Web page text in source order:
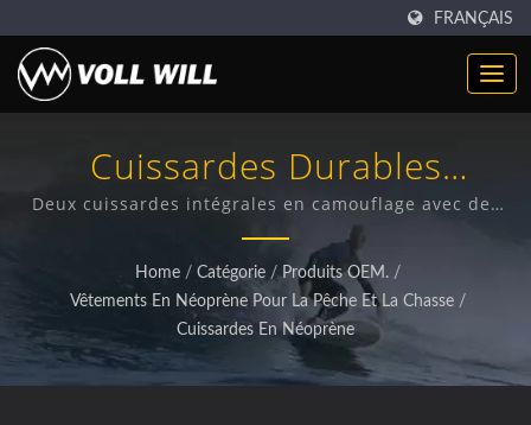
FRANÇAIS
Cuissardes Durables
Conçues Pour Des
Environnements Humides Et
Difficiles | Produits En
Néoprène Durables |
Deux cuissardes intégrales en camouflage avec des
bottes en caoutchouc intégrées et des sangles de
style bretelles, disposées à plat pour l'affichage. |
solutions en néoprène sur mesure pour diverses
industries
Home / Catégorie / Produits OEM. /
Vêtements En Néoprène Pour La Pêche Et La Chasse /
Cuissardes En Néoprène